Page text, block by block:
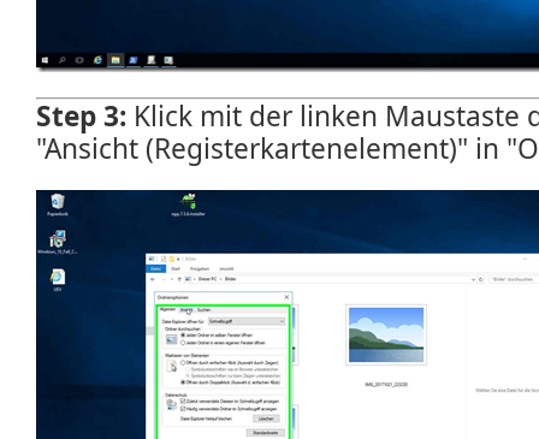
Step 3: Klick mit der linken Maustaste
"Ansicht (Registerkartenelement)" in